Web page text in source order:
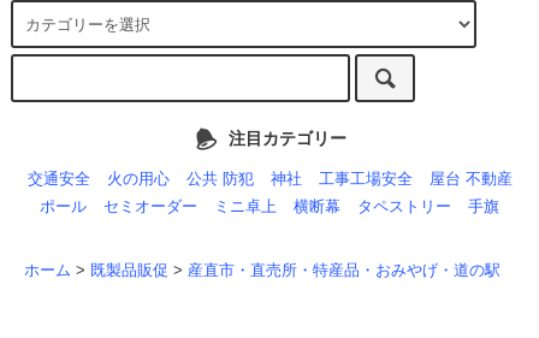
注目カテゴリー
交通安全 火の用心 公共 防犯 神社 工事工場安全
屋台 不動産
ポール
セミオーダー ミニ卓上 横断幕 タペストリー 手旗
ホーム > 既製品販促 > 産直市・直売所・特産品・おみやげ・道の駅